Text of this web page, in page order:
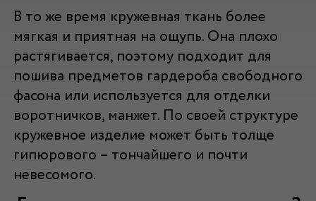
В то же время кружевная ткань более
мягкая и приятная на ощупь. Она плохо
растягивается, поэтому подходит для
пошива предметов гардероба свободного
фасона или используется для отделки
воротничков, манжет. По своей структуре
кружевное изделие может быть толще
гипюрового – тончайшего и почти
невесомого.